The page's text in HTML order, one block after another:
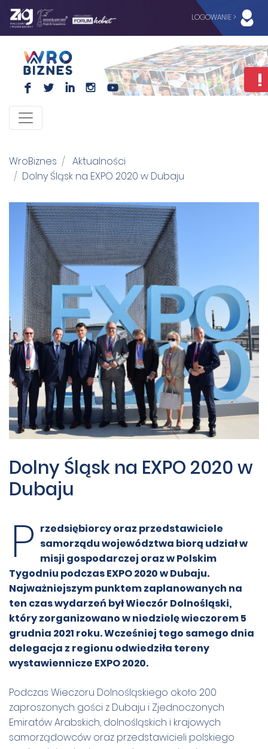
LOGOWANIE >
F L I I
WroBiznes
Aktualności
Dolny Śląsk na EXPO 2020 w Dubaju
Dolny Śląsk na EXPO 2020 w
Dubaju
P rzedsiębiorcy oraz przedstawiciele
samorządu województwa biorą udział w
misji gospodarczej oraz w Polskim
Tygodniu podczas EXPO 2020 w Dubaju.
Najważniejszym punktem zaplanowanych na
ten czas wydarzeń był Wieczór Dolnośląski,
który zorganizowano w niedzielę wieczorem 5
grudnia 2021 roku. Wcześniej tego samego dnia
delegacja z regionu odwiedziła tereny
wystawiennicze EXPO 2020.
Podczas Wieczoru Dolnośląskiego około 200
zaproszonych gości z Dubaju i Zjednoczonych
Emiratów Arabskich, dolnośląskich i krajowych
samorządowców oraz przedstawicieli polskiego